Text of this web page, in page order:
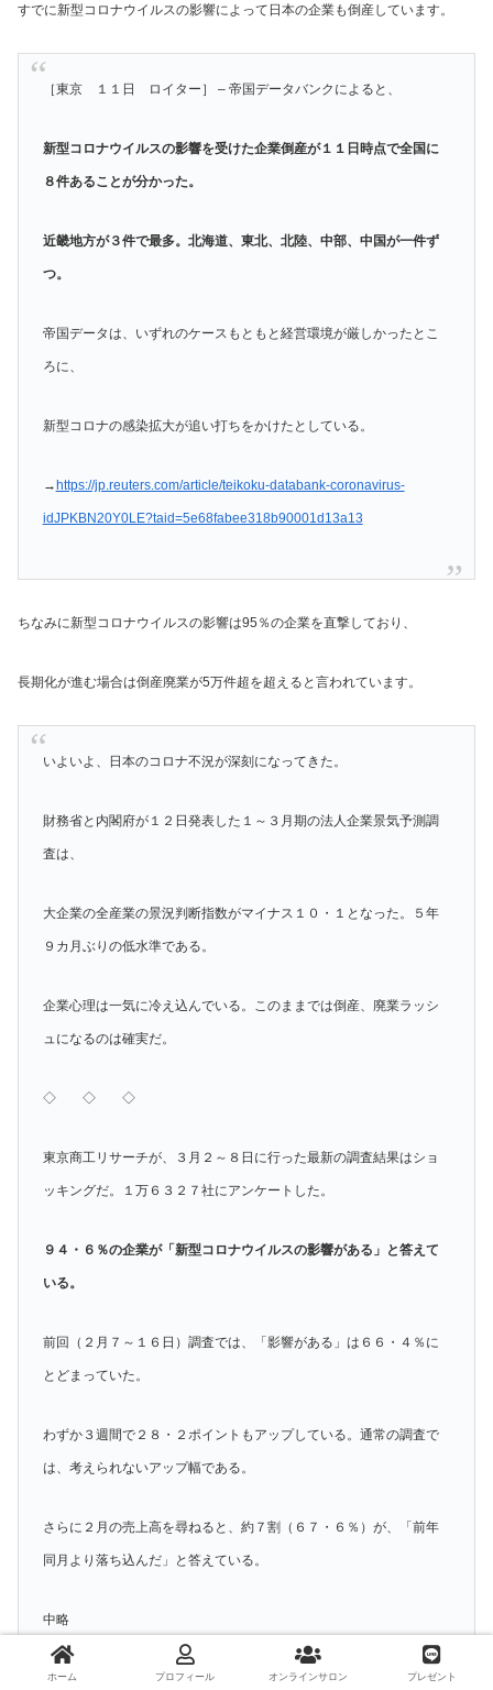
すでに新型コロナウイルスの影響によって日本の企業も倒産しています。
［東京 １１日 ロイター］ – 帝国データバンクによると、
新型コロナウイルスの影響を受けた企業倒産が１１日時点で全国に
８件あることが分かった。
近畿地方が３件で最多。北海道、東北、北陸、中部、中国が一件ず
つ。
帝国データは、いずれのケースもともと経営環境が厳しかったとこ
ろに、
新型コロナの感染拡大が追い打ちをかけたとしている。
→https://jp.reuters.com/article/teikoku-databank-coronavirus-
idJPKBN20Y0LE?taid=5e68fabee318b90001d13a13
ちなみに新型コロナウイルスの影響は95％の企業を直撃しており、
長期化が進む場合は倒産廃業が5万件超を超えると言われています。
いよいよ、日本のコロナ不況が深刻になってきた。
財務省と内閣府が１２日発表した１～３月期の法人企業景気予測調
査は、
大企業の全産業の景況判断指数がマイナス１０・１となった。５年
９カ月ぶりの低水準である。
企業心理は一気に冷え込んでいる。このままでは倒産、廃業ラッシ
ュになるのは確実だ。
◇ ◇ ◇
東京商工リサーチが、３月２～８日に行った最新の調査結果はショ
ッキングだ。１万６３２７社にアンケートした。
９４・６％の企業が「新型コロナウイルスの影響がある」と答えて
いる。
前回（２月７～１６日）調査では、「影響がある」は６６・４％に
とどまっていた。
わずか３週間で２８・２ポイントもアップしている。通常の調査で
は、考えられないアップ幅である。
さらに２月の売上高を尋ねると、約７割（６７・６％）が、「前年
同月より落ち込んだ」と答えている。
中略
「昨年、企業倒産は８３８３件（前年比１・７％増）と１１年ぶり
ホーム プロフィール オンラインサロン プレゼント